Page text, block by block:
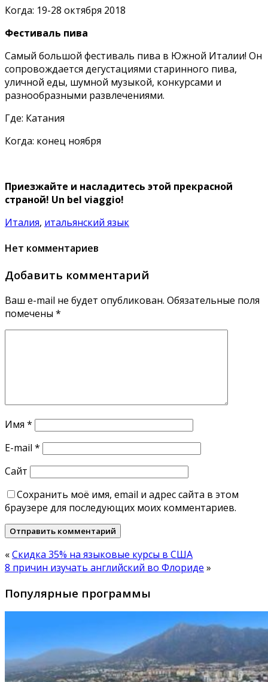
Когда: 19-28 октября 2018
Фестиваль пива
Самый большой фестиваль пива в Южной Италии! Он
сопровождается дегустациями старинного пива,
уличной еды, шумной музыкой, конкурсами и
разнообразными развлечениями.
Где: Катания
Когда: конец ноября
Приезжайте и насладитесь этой прекрасной
страной! Un bel viaggio!
Италия, итальянский язык
Нет комментариев
Добавить комментарий
Ваш e-mail не будет опубликован. Обязательные поля
помечены *
Имя *
E-mail *
Сайт
Сохранить моё имя, email и адрес сайта в этом
браузере для последующих моих комментариев.
«Скидка 35% на языковые курсы в США
8 причин изучать английский во Флориде »
Популярные программы